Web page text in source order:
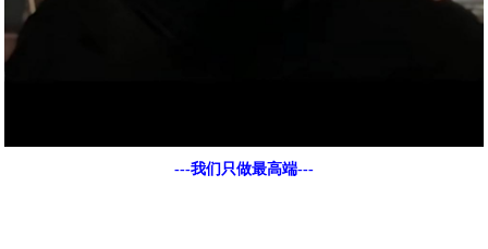
---我们只做最高端---